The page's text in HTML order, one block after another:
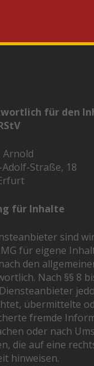
für den
Arnold
Adolf-Straße, 18
für Inhalte
sind
für eigene
den
Nach §§ 8
übermittelte
fremde
oder nach
die auf eine
hinweisen.